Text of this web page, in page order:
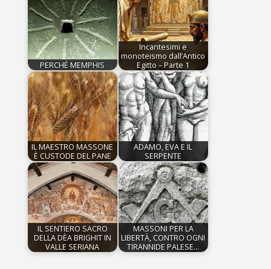
PERCHÉ MEMPHIS
Incantesimi e
monoteismo dall’Antico
Egitto – Parte 1
IL MAESTRO MASSONE
È CUSTODE DEL PANE
ADAMO, EVA E IL
SERPENTE
IL SENTIERO SACRO
DELLA DÈA BRIGHIT IN
VALLE SERIANA
MASSONI PER LA
LIBERTÀ, CONTRO OGNI
TIRANNIDE PALESE…